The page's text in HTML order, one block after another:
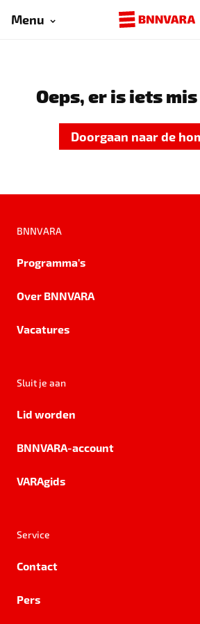
Menu
Oeps, er is iets
Doorgaan naar de
BNNVARA
Programma's
Over BNNVARA
Vacatures
Sluit je aan
Lid worden
BNNVARA-account
VARAgids
Service
Contact
Pers